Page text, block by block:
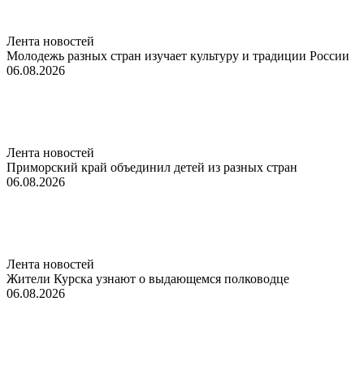
Лента новостей
Молодежь разных стран изучает культуру и традиции России
06.08.2026
Лента новостей
Приморский край объединил детей из разных стран
06.08.2026
Лента новостей
Жители Курска узнают о выдающемся полководце
06.08.2026